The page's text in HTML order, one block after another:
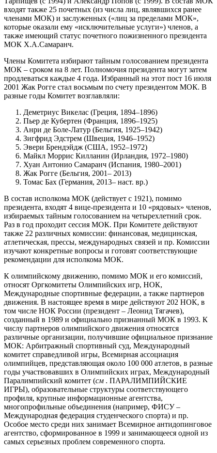
входят также 25 почетных (из числа лиц, являвшихся ранее
членами МОК) и заслуженных («лиц за пределами МОК»,
которые оказали ему «исключительные услуги») членов, а
также имеющий статус почетного пожизненного президента
МОК Х.А.Самаранч.
Члены Комитета избирают тайным голосованием президента
МОК – сроком на 8 лет. Полномочия президента могут затем
продлеваться каждые 4 года. Избранный на этот пост 16 июля
2001 Жак Рогге стал восьмым по счету президентом МОК. В
разные годы Комитет возглавляли:
Деметриус Викелас (Греция, 1894–1896)
Пьер де Кубертен (Франция, 1896–1925)
Анри де Боле-Латур (Бельгия, 1925–1942)
Зигфрид Эдстрем (Швеция, 1946–1952)
Эвери Брендэйдж (США, 1952–1972)
Майкл Моррис Килланин (Ирландия, 1972–1980)
Хуан Антонио Самаранч (Испания, 1980–2001)
Жак Рогге (Бельгия, 2001– 2013)
Томас Бах (Германия, 2013– наст. вр.)
В состав исполкома МОК (действует с 1921), помимо
президента, входят 4 вице-президента и 10 «рядовых» членов,
избираемых тайным голосованием на четырехлетний срок.
Раз в год проходит сессия МОК. При Комитете действуют
также 22 различных комиссии: финансовая, медицинская,
атлетическая, прессы, международных связей и пр. Комиссии
изучают конкретные вопросы и готовят соответствующие
рекомендации для исполкома МОК.
К олимпийскому движению, помимо МОК и его комиссий,
относят Оргкомитеты Олимпийских игр, НОК,
Международные спортивные федерации, а также партнеров
движения. В настоящее время в мире действуют 202 НОК, в
том числе НОК России (президент – Леонид Тягачев),
созданный в 1989 и официально признанный МОК в 1993. К
числу партнеров олимпийского движения относятся
различные организации, получившие официальное признание
МОК: Арбитражный спортивный суд, Международный
комитет справедливой игры, Всемирная ассоциация
олимпийцев, представляющая около 100 000 атлетов, в разные
годы участвовавших в Олимпийских играх, Международный
Паралимпийский комитет (см . ПАРАЛИМПИЙСКИЕ
ИГРЫ), образовательные структуры соответствующего
профиля, крупные информационные агентства,
многопрофильные объединения (например, ФИСУ –
Международная федерация студенческого спорта) и пр.
Особое место среди них занимает Всемирное антидопинговое
агентство, сформированное в 1999 и занимающееся одной из
самых серьезных проблем современного спорта.